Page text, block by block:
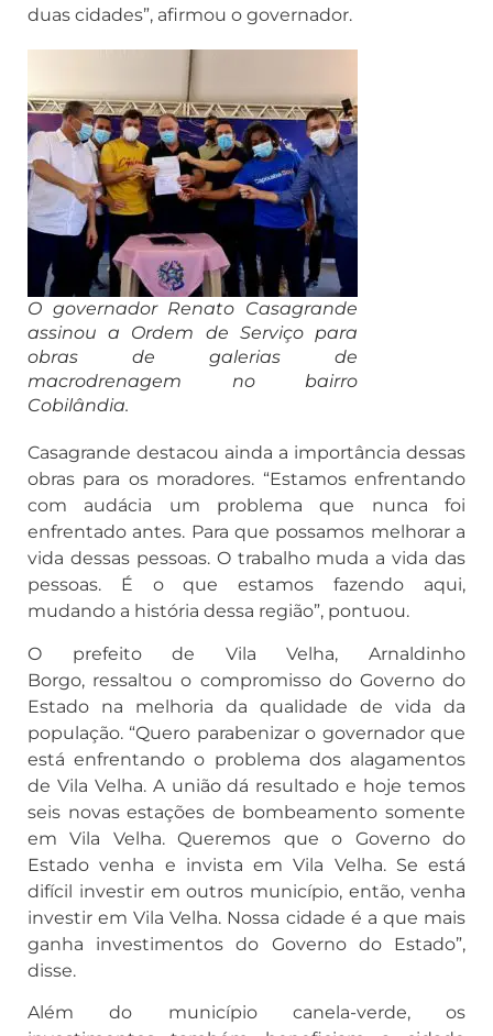
duas cidades”, afirmou o governador.
O governador Renato Casagrande
assinou a Ordem de Serviço para
obras de galerias de
macrodrenagem no bairro
Cobilândia.
Casagrande destacou ainda a importância dessas
obras para os moradores. “Estamos enfrentando
com audácia um problema que nunca foi
enfrentado antes. Para que possamos melhorar a
vida dessas pessoas. O trabalho muda a vida das
pessoas. É o que estamos fazendo aqui,
mudando a história dessa região”, pontuou.
O prefeito de Vila Velha, Arnaldinho
Borgo, ressaltou o compromisso do Governo do
Estado na melhoria da qualidade de vida da
população. “Quero parabenizar o governador que
está enfrentando o problema dos alagamentos
de Vila Velha. A união dá resultado e hoje temos
seis novas estações de bombeamento somente
em Vila Velha. Queremos que o Governo do
Estado venha e invista em Vila Velha. Se está
difícil investir em outros município, então, venha
investir em Vila Velha. Nossa cidade é a que mais
ganha investimentos do Governo do Estado”,
disse.
Além do município canela-verde, os